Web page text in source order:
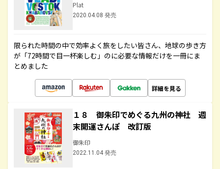
Plat
2020.04.08 発売
限られた時間の中で効率よく旅をしたい皆さん、地球の歩き方
が「72時間で目一杯楽しむ」のに必要な情報だけを一冊にま
とめました
詳細を見る
１８ 御朱印でめぐる九州の神社 週
末開運さんぽ 改訂版
御朱印
2022.11.04 発売